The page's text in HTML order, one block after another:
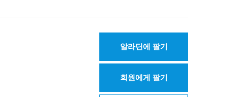
알라딘에 팔기
회원에게 팔기